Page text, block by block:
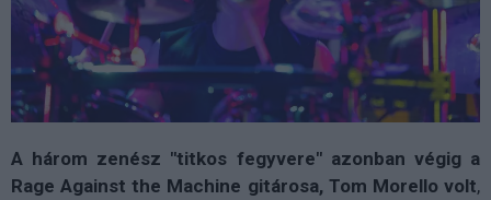
A három zenész "titkos fegyvere" azonban végig a
Rage Against the Machine gitárosa, Tom Morello volt,